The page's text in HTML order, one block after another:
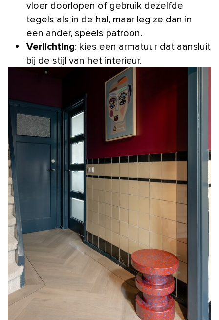
vloer doorlopen of gebruik dezelfde
tegels als in de hal, maar leg ze dan in
een ander, speels patroon.
Verlichting: kies een armatuur dat aansluit
bij de stijl van het interieur.